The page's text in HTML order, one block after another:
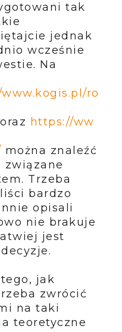
tak
jednak
wcześnie
Na
ro
oraz https://ww
można znaleźć
Trzeba
bardzo
opisali
nie brakuje
jest
jak
zwrócić
na taki
teoretyczne